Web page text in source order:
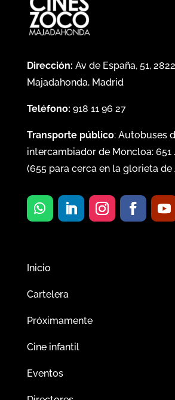
Dirección: Av de España, 51,
Majadahonda, Madrid
Teléfono: 918 11 96 27
Transporte público: Autobuses
intercambiador de Moncloa: 651
(655para cerca en la glorieta de
Inicio
Cartelera
Próximamente
Cine infantil
Eventos